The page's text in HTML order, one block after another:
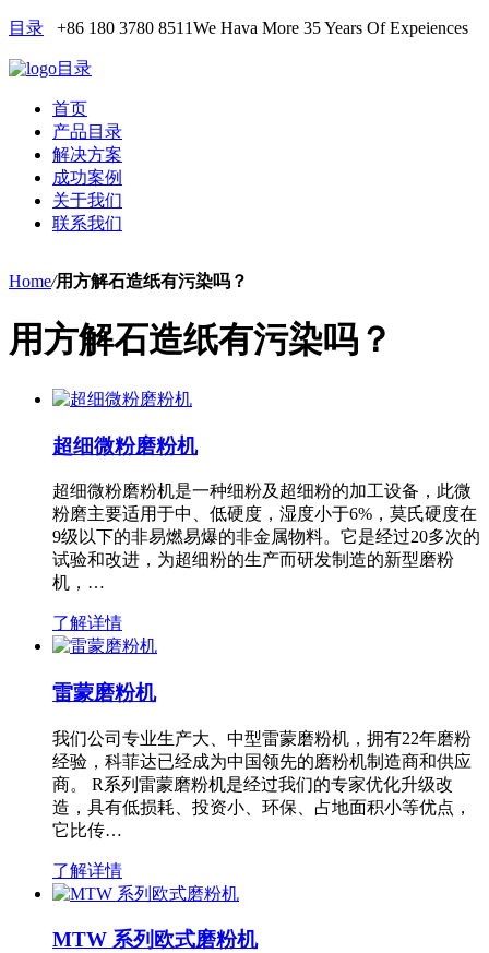
目录 +86 180 3780 8511We Hava More 35 Years Of Expeiences
目录
首页
产品目录
解决方案
成功案例
关于我们
联系我们
Home/用方解石造纸有污染吗？
用方解石造纸有污染吗？
超细微粉磨粉机
超细微粉磨粉机是一种细粉及超细粉的加工设备，此微
粉磨主要适用于中、低硬度，湿度小于6%，莫氏硬度在
9级以下的非易燃易爆的非金属物料。它是经过20多次的
试验和改进，为超细粉的生产而研发制造的新型磨粉
机，…
了解详情
雷蒙磨粉机
我们公司专业生产大、中型雷蒙磨粉机，拥有22年磨粉
经验，科菲达已经成为中国领先的磨粉机制造商和供应
商。 R系列雷蒙磨粉机是经过我们的专家优化升级改
造，具有低损耗、投资小、环保、占地面积小等优点，
它比传…
了解详情
MTW 系列欧式磨粉机